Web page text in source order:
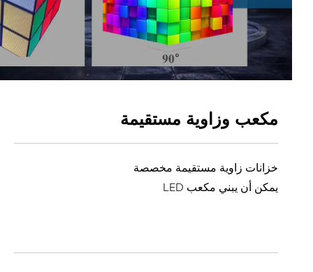
مكعب وزاوية مستقيمة
خزانات زاوية مستقيمة مخصصة
يمكن أن يبني مكعب LED